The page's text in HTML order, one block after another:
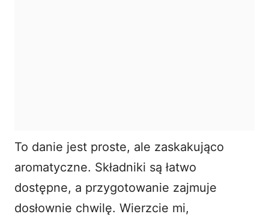
To danie jest proste, ale zaskakująco
aromatyczne. Składniki są łatwo
dostępne, a przygotowanie zajmuje
dosłownie chwilę. Wierzcie mi,